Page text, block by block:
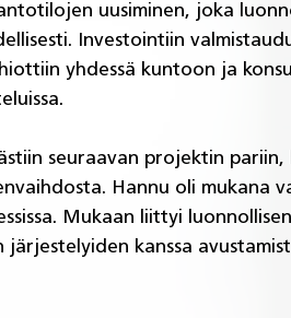
uusiminen, joka
Investointiin
yhdessä kuntoon ja
seuraavan projektin pariin,
Hannu oli mukana
Mukaan liittyi
kanssa